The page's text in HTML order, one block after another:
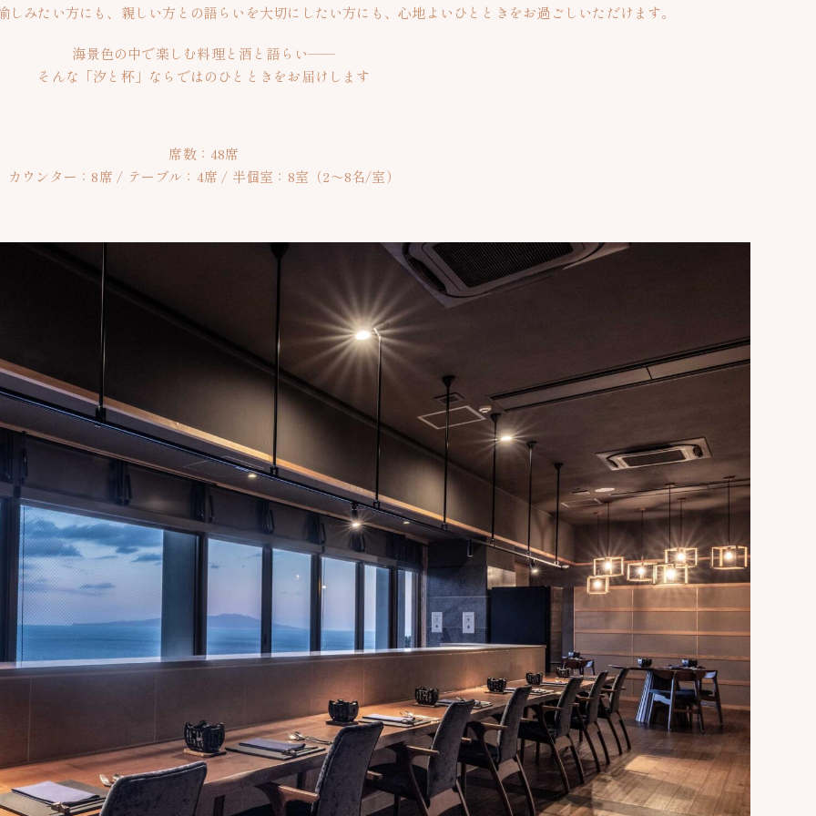
みたい方にも、親しい方との語らいを大切にしたい方にも、心地よいひとときをお過ごしいただけます。
海景色の中で楽しむ料理と酒と語らい——
そんな「汐と杯」ならではのひとときをお届けします
席数：48席
カウンター：8席 / テーブル：4席 / 半個室：8室（2～8名/室）